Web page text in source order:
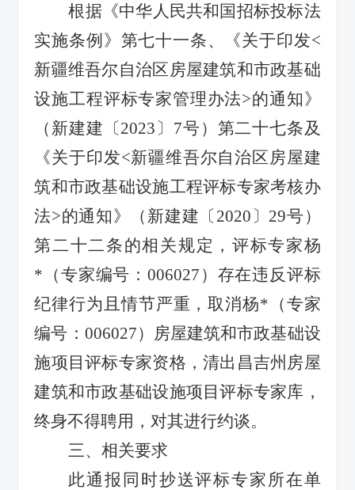
根据《中华人民共和国招标投标法
实施条例》第七十一条、《关于印发<
新疆维吾尔自治区房屋建筑和市政基础
设施工程评标专家管理办法>的通知》
（新建建〔2023〕7号）第二十七条及
《关于印发<新疆维吾尔自治区房屋建
筑和市政基础设施工程评标专家考核办
法>的通知》（新建建〔2020〕29号）
第二十二条的相关规定，评标专家杨
* （专家编号： 006027）存在违反评标
纪律行为且情节严重，取消杨* （专家
编号： 006027）房屋建筑和市政基础设
施项目评标专家资格，清出昌吉州房屋
建筑和市政基础设施项目评标专家库，
终身不得聘用，对其进行约谈。
三、相关要求
此通报同时抄送评标专家所在单